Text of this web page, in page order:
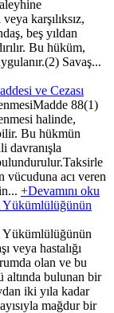
karşılıksız,
beş yıldan
Bu hüküm,
Savaş...
ve Cezası
88(1)
halinde,
Bu hükmün
davranışla
vücuduna acı veren
+Devamını oku
Yükümlülüğünün
Yükümlülüğünün
veya hastalığı
olan ve bu
altında bulunan bir
iki yıla kadar
mağdur bir